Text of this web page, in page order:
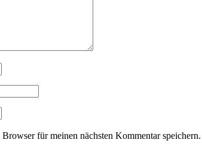
für meinen nächsten Kommentar speichern.